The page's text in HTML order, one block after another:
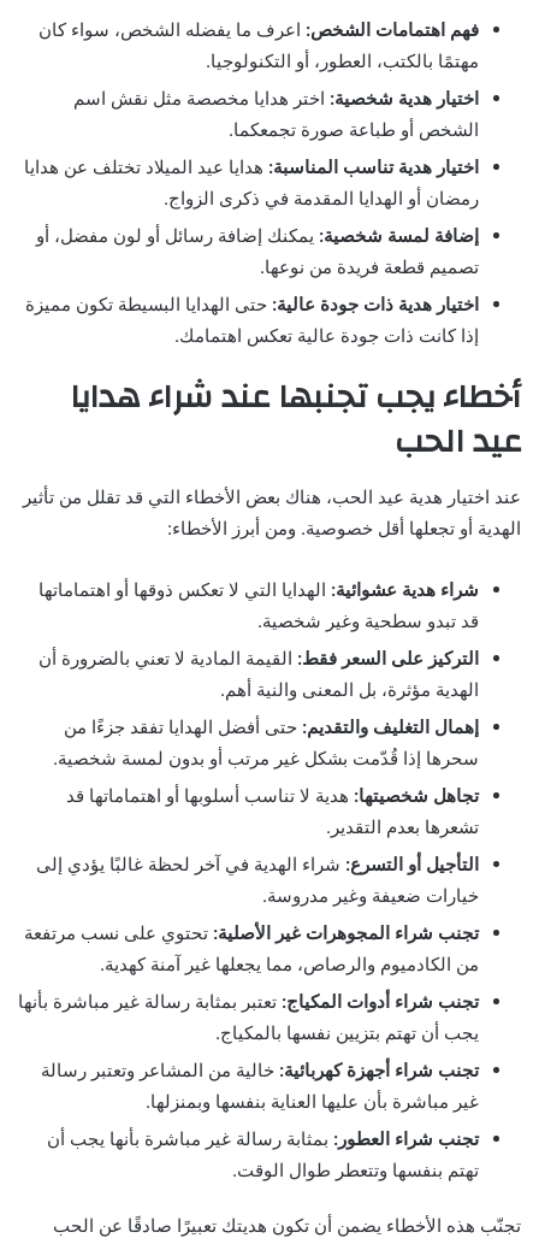
فهم اهتمامات الشخص: اعرف ما يفضله الشخص، سواء كان
مهتمًا بالكتب، العطور، أو التكنولوجيا.
اختيار هدية شخصية: اختر هدايا مخصصة مثل نقش اسم
الشخص أو طباعة صورة تجمعكما.
اختيار هدية تناسب المناسبة: هدايا عيد الميلاد تختلف عن هدايا
رمضان أو الهدايا المقدمة في ذكرى الزواج.
إضافة لمسة شخصية: يمكنك إضافة رسائل أو لون مفضل، أو
تصميم قطعة فريدة من نوعها.
اختيار هدية ذات جودة عالية: حتى الهدايا البسيطة تكون مميزة
إذا كانت ذات جودة عالية تعكس اهتمامك.
أخطاء يجب تجنبها عند شراء هدايا
عيد الحب
عند اختيار هدية عيد الحب، هناك بعض الأخطاء التي قد تقلل من تأثير
الهدية أو تجعلها أقل خصوصية. ومن أبرز الأخطاء:
شراء هدية عشوائية: الهدايا التي لا تعكس ذوقها أو اهتماماتها
قد تبدو سطحية وغير شخصية.
التركيز على السعر فقط: القيمة المادية لا تعني بالضرورة أن
الهدية مؤثرة، بل المعنى والنية أهم.
إهمال التغليف والتقديم: حتى أفضل الهدايا تفقد جزءًا من
سحرها إذا قُدّمت بشكل غير مرتب أو بدون لمسة شخصية.
تجاهل شخصيتها: هدية لا تناسب أسلوبها أو اهتماماتها قد
تشعرها بعدم التقدير.
التأجيل أو التسرع: شراء الهدية في آخر لحظة غالبًا يؤدي إلى
خيارات ضعيفة وغير مدروسة.
تجنب شراء المجوهرات غير الأصلية: تحتوي على نسب مرتفعة
من الكادميوم والرصاص، مما يجعلها غير آمنة كهدية.
تجنب شراء أدوات المكياج: تعتبر بمثابة رسالة غير مباشرة بأنها
يجب أن تهتم بتزيين نفسها بالمكياج.
تجنب شراء أجهزة كهربائية: خالية من المشاعر وتعتبر رسالة
غير مباشرة بأن عليها العناية بنفسها وبمنزلها.
تجنب شراء العطور: بمثابة رسالة غير مباشرة بأنها يجب أن
تهتم بنفسها وتتعطر طوال الوقت.
تجنّب هذه الأخطاء يضمن أن تكون هديتك تعبيرًا صادقًا عن الحب